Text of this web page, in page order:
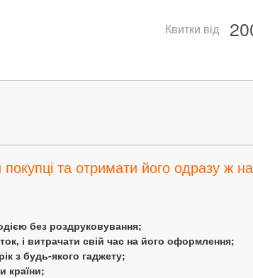
Квитки від
покупці та отримати його одразу ж
без роздруковування;
і витрачати свій час на його оформлення;
з будь-якого гаджету;
країни;